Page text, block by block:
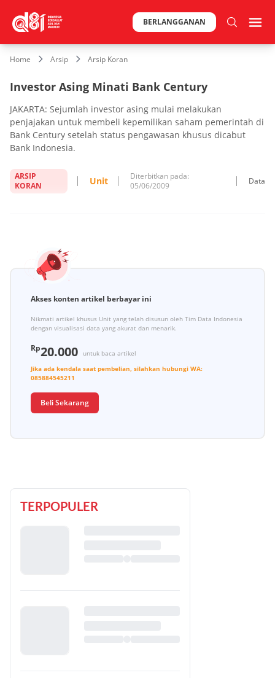
BERLANGGANAN
Home Arsip Arsip Koran
Investor Asing Minati Bank Century
JAKARTA: Sejumlah investor asing mulai melakukan
penjajakan untuk membeli kepemilikan saham pemerintah di
Bank Century setelah status pengawasan khusus dicabut
Bank Indonesia.
ARSIP
KORAN
Unit
Diterbitkan pada:
05/06/2009
Data
Akses konten artikel berbayar ini
Nikmati artikel khusus Unit yang telah disusun oleh Tim Data Indonesia
dengan visualisasi data yang akurat dan menarik.
Rp20.000
untuk baca artikel
Jika ada kendala saat pembelian, silahkan hubungi WA:
085884545211
Beli Sekarang
TERPOPULER